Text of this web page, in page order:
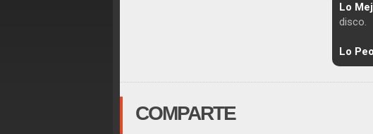
Lo
disco.
Lo
COMPARTE